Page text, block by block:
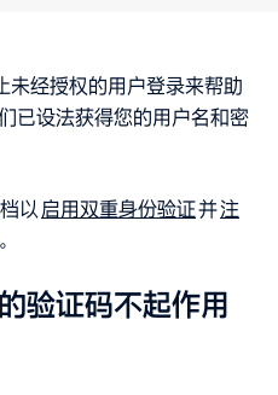
未经授权的用户登录来帮助
已设法获得您的用户名和密
以 启用双重身份验证并注
。
验证码不起作用